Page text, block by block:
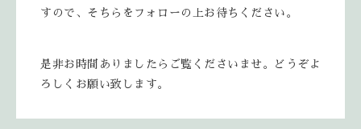
すので、そちらをフォローの上お待ちください。
是非お時間ありましたらご覧くださいませ。どうぞよ
ろしくお願い致します。